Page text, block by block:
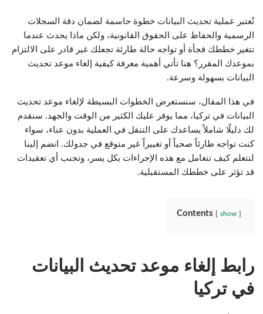
تُعتبر عملية تحديث البيانات خطوة حاسمة لضمان دقة السجلات
الرسمية والحفاظ على الحقوق القانونية، ولكن ماذا يحدث عندما
تتغير خططك فجأة أو تواجه حالة طارئة تجعلك غير قادر على الالتزام
بموعدك المقرر؟ هنا تأتي أهمية معرفة كيفية إلغاء موعد تحديث
البيانات بسهولة وسرعة.
في هذا المقال، سنستعرض الخطوات البسيطة لإلغاء موعد تحديث
البيانات في تركيا، مما يوفر عليك الكثير من الوقت والجهد. سنقدم
لك دليلًا شاملاً يساعدك على التنقل في العملية بدون عناء، سواء
كنت تواجه طارئاً صحياً أو تغييراً غير متوقع في جدولك. انضم إلينا
لتتعلم كيف تتعامل مع هذه الإجراءات بكل يسر، وتجنب أي تعقيدات
قد تؤثر على خططك المستقبلية.
Contents show
رابط إلغاء موعد تحديث البيانات
في تركيا